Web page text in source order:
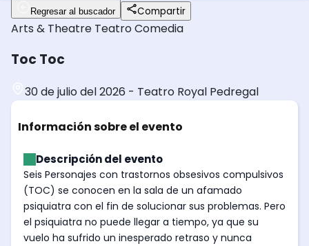
Regresar al buscador Compartir
Arts & Theatre TeatroComedia
Toc Toc
30 de julio del 2026 - Teatro Royal Pedregal
Información sobre el evento
Descripción del evento
Seis Personajes con trastornos obsesivos compulsivos
(TOC) se conocen en la sala de un afamado
psiquiatra con el fin de solucionar sus problemas. Pero
el psiquiatra no puede llegar a tiempo, ya que su
vuelo ha sufrido un inesperado retraso y nunca